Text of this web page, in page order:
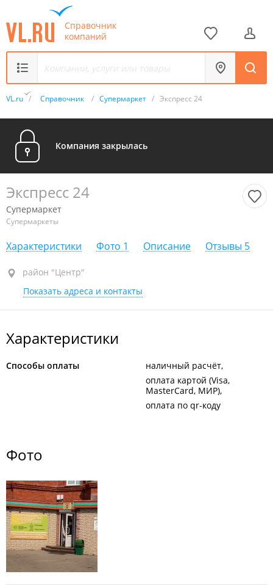
Справочник
компаний
VL.ru / Справочник / Супермаркет / Экспресс 24
Компания закрылась
Экспресс 24
Супермаркет
Супермаркеты
Характеристики Фото 1 Описание Отзывы 5
район "Центр", ул. Прапорщика Комарова, 45
1-й этаж
район "Центр"
Показать адреса и контакты
Характеристики
Способы оплаты
наличный расчёт
оплата картой (Visa,
MasterCard, МИР)
оплата по qr-коду
Фото